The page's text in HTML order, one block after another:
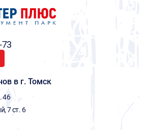
73
в г. Томск
46
7 ст. 6